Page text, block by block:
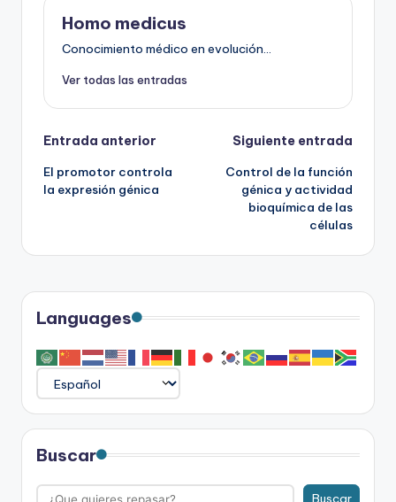
Homo medicus
Conocimiento médico en evolución...
Ver todas las entradas
Navegación
de
Entrada anterior
El promotor controla
la expresión génica
Siguiente entrada
Control de la función
génica y actividad
bioquímica de las
células
Languages
Buscar
Buscar